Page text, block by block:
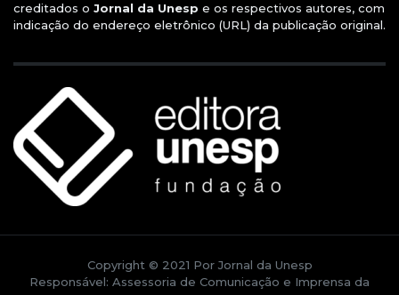
creditados o Jornal da Unesp e os respectivos autores, com
indicação do endereço eletrônico (URL) da publicação original.
Copyright © 2021 Por Jornal da Unesp
Responsável: Assessoria de Comunicação e Imprensa da